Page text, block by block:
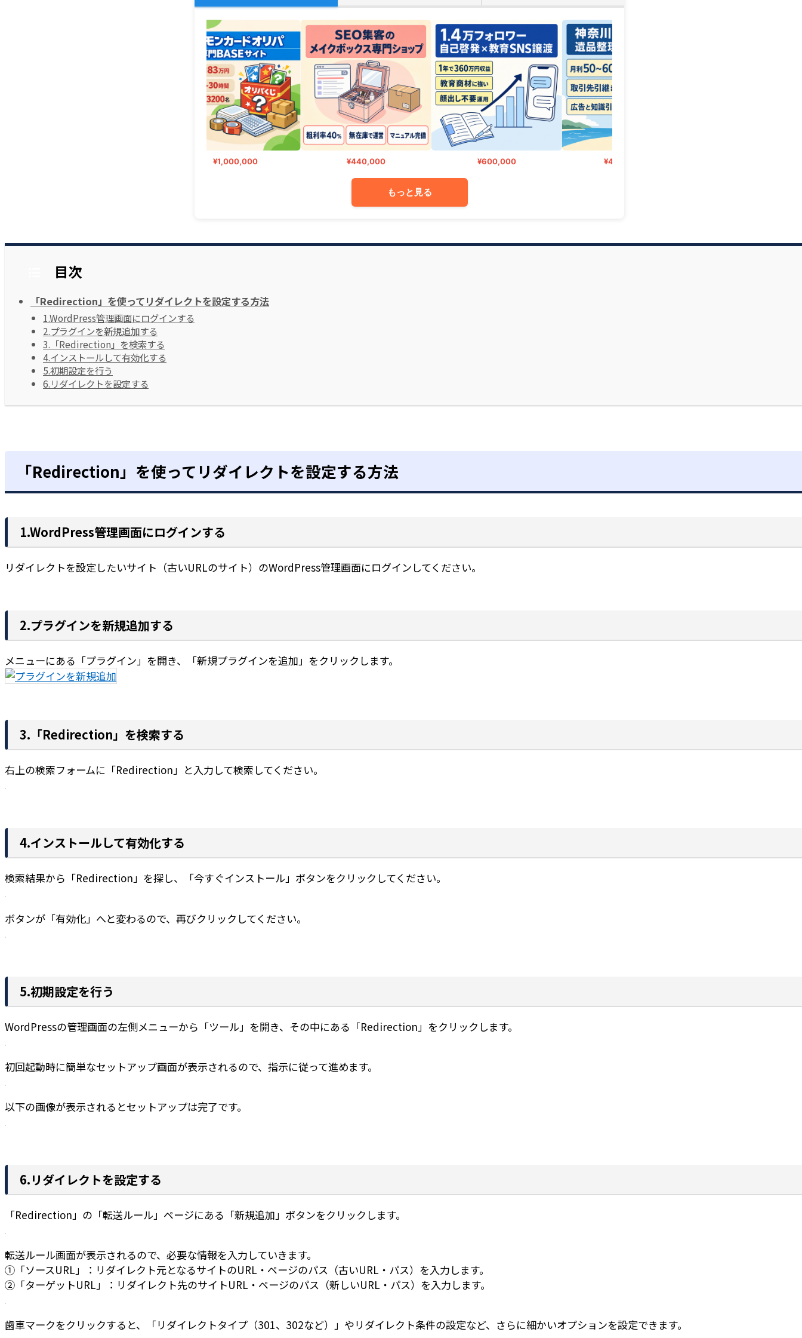
¥1,000,000 ¥440,000 ¥600,000 ¥4,280,000
もっと見る
目次
「Redirection」を使ってリダイレクトを設定する方法
1.WordPress管理画面にログインする
2.プラグインを新規追加する
3.「Redirection」を検索する
4.インストールして有効化する
5.初期設定を行う
6.リダイレクトを設定する
「Redirection」を使ってリダイレクトを設定する方法
1.WordPress管理画面にログインする
リダイレクトを設定したいサイト（古いURLのサイト）のWordPress管理画面にログインしてください。
2.プラグインを新規追加する
メニューにある「プラグイン」を開き、「新規プラグインを追加」をクリックします。
3.「Redirection」を検索する
右上の検索フォームに「Redirection」と入力して検索してください。
4.インストールして有効化する
検索結果から「Redirection」を探し、「今すぐインストール」ボタンをクリックしてください。
ボタンが「有効化」へと変わるので、再びクリックしてください。
5.初期設定を行う
WordPressの管理画面の左側メニューから「ツール」を開き、その中にある「Redirection」をクリックします。
初回起動時に簡単なセットアップ画面が表示されるので、指示に従って進めます。
以下の画像が表示されるとセットアップは完了です。
6.リダイレクトを設定する
「Redirection」の「転送ルール」ページにある「新規追加」ボタンをクリックします。
転送ルール画面が表示されるので、必要な情報を入力していきます。
①「ソースURL」：リダイレクト元となるサイトのURL・ページのパス（古いURL・パス）を入力します。
②「ターゲットURL」：リダイレクト先のサイトURL・ページのパス（新しいURL・パス）を入力します。
歯車マークをクリックすると、「リダイレクトタイプ（301、302など）」やリダイレクト条件の設定など、さらに細かいオプションを設定できます。